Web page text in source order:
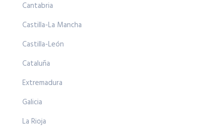
Cantabria
Castilla-La Mancha
Castilla-León
Cataluña
Extremadura
Galicia
La Rioja